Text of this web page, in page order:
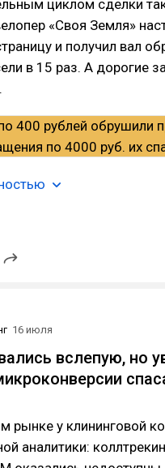
циклом сделки
«Своя Земля»
и получил вал
в 15 раз. А дорогие
16 июля
вслепую, но
рынке у клининговой
аналитики: